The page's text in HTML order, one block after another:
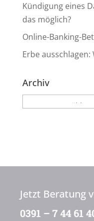
Kündigung eines
das möglich?
Online-Banking-
Erbe
Archiv
Jetzt Beratung
0391 – 7 44 61